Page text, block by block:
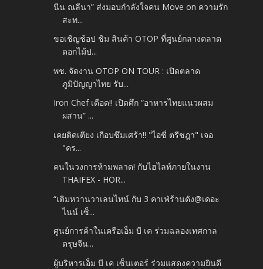
นีน ณลีนา” ส่งมอบกำลังใจคน Move on ความรัก
สะท...
ขอเชิญช้อป ชิม สินค้า OTOP ที่ศูนย์กลางตลาด
ดอกไม้ป...
พช. จัดงาน OTOP ON TOUR : เปิดตลาด
ภูมิปัญญาไทย รับ...
Iron Chef เดือด!! เปิดศึก “อาหารไทยแนวผสม
ผสาน” ...
เคยติดเตียง เกือบซึมเศร้า!! "ไอซี่ ตรีชฎา" เจอ
"คร...
คนในวงการห้ามพลาด! กับไฮไลท์ภายในงาน
THAIFEX - HOR...
“เติมหวานวาเลนไทน์ กับ 3 คาเฟ่ร้านดัง@เดอะ
ไนน์ เซ็...
ศูนย์การค้าในเครือเอ็ม บี เค ร่วมฉลองเทศกาล
ตรุษจีน...
ผู้บริหารเอ็ม บี เค เซ็นเตอร์ ร่วมแสดงความยินดี